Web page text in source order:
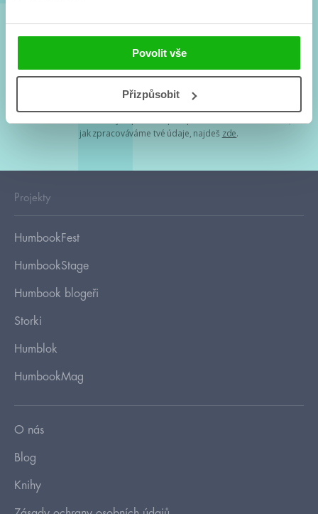
Povolit vše
Přizpůsobit
Souhlasím spodmínkami zpracování osobních údajů
Tvá e-mailová adresa je u nás v bezpečí. Přečti si
jak zpracováváme tvé údaje, najdeš zde.
Projekty
HumbookFest
HumbookStage
Humbook blogeři
Storki
Humblok
HumbookMag
O nás
Blog
Knihy